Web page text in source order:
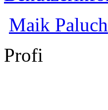
Maik Paluch
Profi